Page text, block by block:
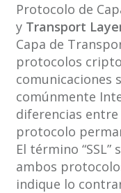
Protocolo de
y Transport
Capa de
protocolos
comunicaciones
comúnmente
diferencias entre
protocolo
El término
ambos
indique lo